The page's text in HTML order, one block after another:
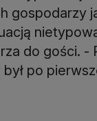
gospodarzy
do gości.
po